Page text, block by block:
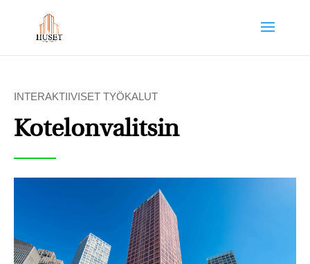
INTERAKTIIVISET TYÖKALUT
Kotelonvalitsin